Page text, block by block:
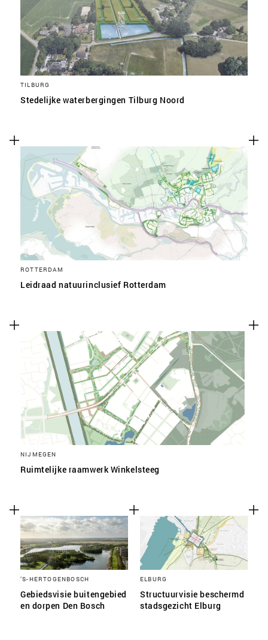
TILBURG
Stedelijke waterbergingen Tilburg Noord
ROTTERDAM
Leidraad natuurinclusief Rotterdam
NIJMEGEN
Ruimtelijke raamwerk Winkelsteeg
‘S-HERTOGENBOSCH
Gebiedsvisie buitengebied
en dorpen Den Bosch
ELBURG
Structuurvisie beschermd
stadsgezicht Elburg